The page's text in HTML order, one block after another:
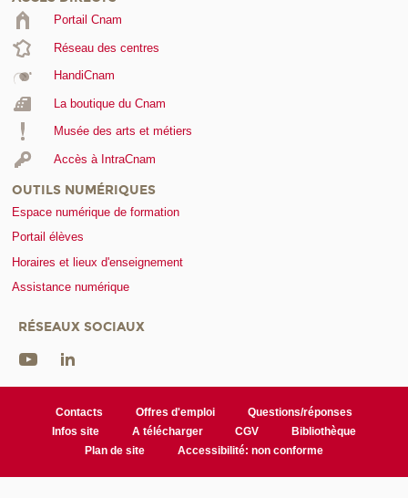
Portail Cnam
Réseau des centres
HandiCnam
La boutique du Cnam
Musée des arts et métiers
Accès à IntraCnam
OUTILS NUMÉRIQUES
Espace numérique de formation
Portail élèves
Horaires et lieux d'enseignement
Assistance numérique
RÉSEAUX SOCIAUX
Contacts Offres d'emploi
Questions/réponses
Infos site
A télécharger CGV
Bibliothèque
Plan de site
Accessibilité: non conforme